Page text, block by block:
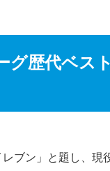
グ歴代ベス
ブン」と題し、現